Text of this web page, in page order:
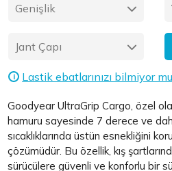
Genişlik
Jant Çapı
i Lastik ebatlarınızı bilmiyor
Goodyear UltraGrip Cargo, özel
hamuru sayesinde 7 derece ve
sıcaklıklarında üstün esnekliğini
çözümüdür. Bu özellik, kış
sürücülere güvenli ve konforlu bir